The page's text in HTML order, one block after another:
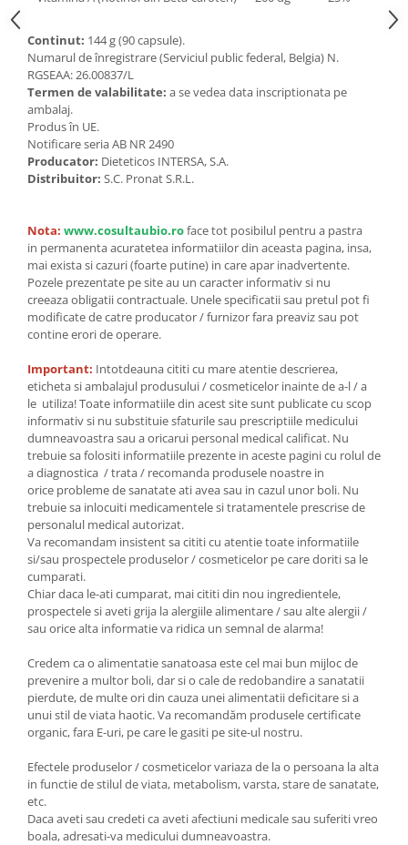
Continut: 144 g (90 capsule).
Numarul de înregistrare (Serviciul public federal, Belgia) N.
RGSEAA: 26.00837/L
Termen de valabilitate: a se vedea data inscriptionata pe
ambalaj.
Produs în UE.
Notificare seria AB NR 2490
Producator: Dieteticos INTERSA, S.A.
Distribuitor: S.C. Pronat S.R.L.
Nota: www.cosultaubio.roface tot posibilul pentru a pastra
in permanenta acuratetea informatiilor din aceasta pagina, insa,
mai exista si cazuri (foarte putine) in care apar inadvertente.
Pozele prezentate pe site au un caracter informativ si nu
creeaza obligatii contractuale. Unele specificatii sau pretul pot fi
modificate de catre producator / furnizor fara preaviz sau pot
contine erori de operare.
Important: Intotdeauna cititi cu mare atentie descrierea,
eticheta si ambalajul produsului / cosmeticelor inainte de a-l / a
le utiliza! Toate informatiile din acest site sunt publicate cu scop
informativ si nu substituie sfaturile sau prescriptiile medicului
dumneavoastra sau a oricarui personal medical calificat. Nu
trebuie sa folositi informatiile prezente in aceste pagini cu rolul de
a diagnostica / trata / recomanda produsele noastre in
orice probleme de sanatate ati avea sau in cazul unor boli. Nu
trebuie sa inlocuiti medicamentele si tratamentele prescrise de
personalul medical autorizat.
Va recomandam insistent sa cititi cu atentie toate informatiile
si/sau prospectele produselor / cosmeticelor pe care doriti sa le
cumparati.
Chiar daca le-ati cumparat, mai cititi din nou ingredientele,
prospectele si aveti grija la alergiile alimentare / sau alte alergii /
sau orice alta informatie va ridica un semnal de alarma!
Credem ca o alimentatie sanatoasa este cel mai bun mijloc de
prevenire a multor boli, dar si o cale de redobandire a sanatatii
pierdute, de multe ori din cauza unei alimentatii deficitare si a
unui stil de viata haotic. Va recomandăm produsele certificate
organic, fara E-uri, pe care le gasiti pe site-ul nostru.
Efectele produselor / cosmeticelor variaza de la o persoana la alta
in functie de stilul de viata, metabolism, varsta, stare de sanatate,
etc.
Daca aveti sau credeti ca aveti afectiuni medicale sau suferiti vreo
boala, adresati-va medicului dumneavoastra.